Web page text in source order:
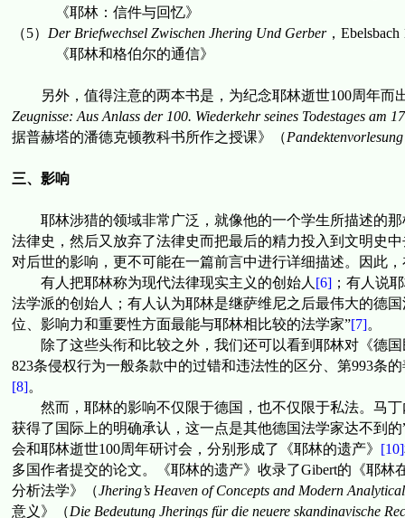
《耶林：信件与回忆》
（5） Der Briefwechsel Zwischen Jhering Und Gerber， Ebelsbach
《耶林和格伯尔的通信》
另外，值得注意的两本书是，为纪念耶林逝世100周年而
Zeugnisse: Aus Anlass der 100. Wiederkehr seines Todestages am
据普赫塔的潘德克顿教科书所作之授课》（
三、影响
耶林涉猎的领域非常广泛 ， 就像他的一个学生所描述的那
法律史 ， 然后又放弃了法律史而把最后的精力投入到文明史中
对后世的影响，更不可能在一篇前言中进行详细描述。因此
有人把耶林称为现代法律现实主义的创始人 [6]；有人说
法学派的创始人；有人认为耶林是继萨维尼之后最伟大的德
位、影响力和重要性方面最能与耶林相比较的法学家”[7]。
除了这些头衔和比较之外，我们还可以看到耶林对《德
823条侵权行为一般条款中的过错和违法性的区分、第993条的
[8]。
然而，耶林的影响不仅限于德国，也不仅限于私法。马
获得了国际上的明确承认，这一点是其他德国法学家达不到的
会和耶林逝世100周年研讨会，分别形成了《耶林的遗产》 [10]
多国作者提交的论文。《耶林的遗产》收录了Gibert的《耶林
分析法学》（Jhering’s Heaven of Concepts and Modern
意义》（Die Bedeutung Jherings für die neuere skandinavische